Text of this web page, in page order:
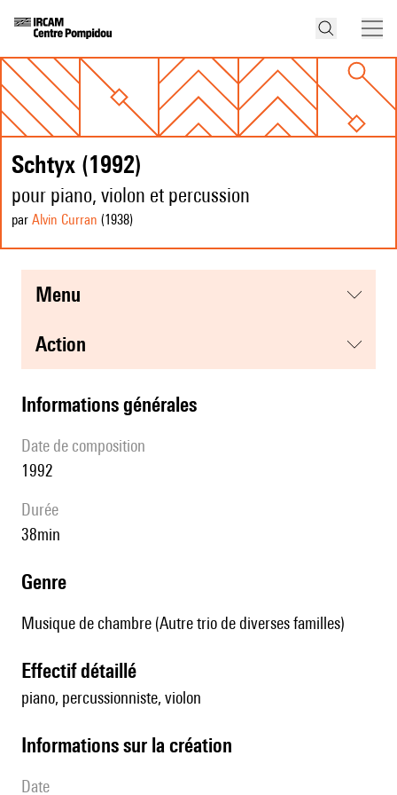
Schtyx (1992)
pour piano, violon et percussion
par Alvin Curran (1938)
menu
action
informations générales
date de composition
1992
durée
38min
genre
Musique de chambre (Autre trio de diverses familles)
effectif détaillé
piano, percussionniste, violon
informations sur la création
date